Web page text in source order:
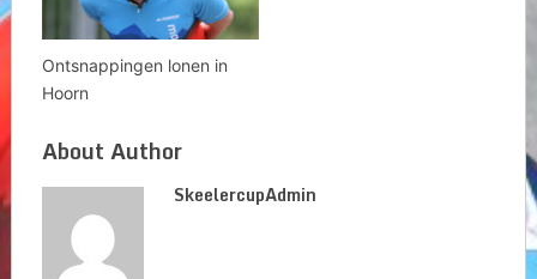
Ontsnappingen lonen in
Hoorn
About Author
SkeelercupAdmin